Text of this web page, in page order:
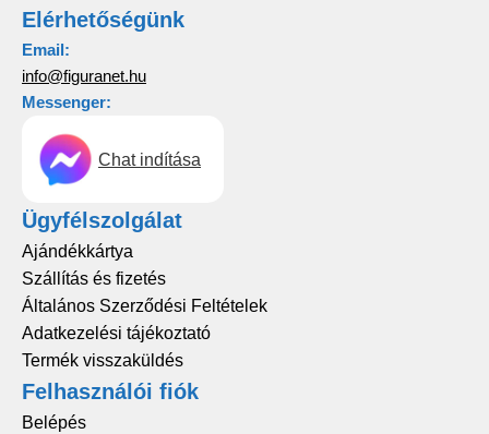
Elérhetőségünk
Email:
info@figuranet.hu
Messenger:
Chat indítása
Ügyfélszolgálat
Ajándékkártya
Szállítás és fizetés
Általános Szerződési Feltételek
Adatkezelési tájékoztató
Termék visszaküldés
Felhasználói fiók
Belépés